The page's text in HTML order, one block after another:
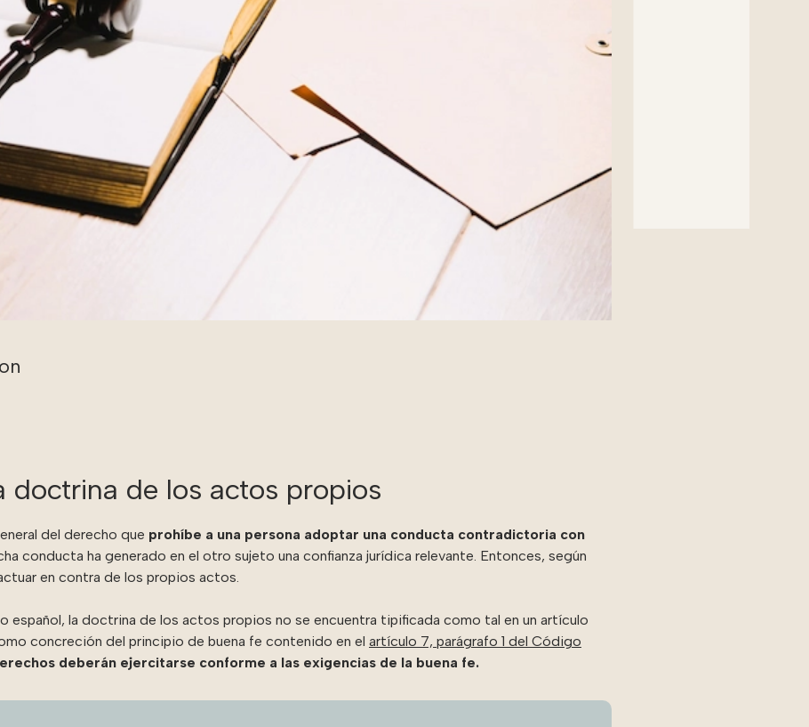
doctrina de los actos propios
del derecho que prohíbe a una persona adoptar una conducta contradictoria con
conducta ha generado en el otro sujeto una confianza jurídica relevante. Entonces, según
en contra de los propios actos.
español, la doctrina de los actos propios no se encuentra tipificada como tal en un artículo
concreción del principio de buena fe contenido en el artículo 7, parágrafo 1 del Código
deberán ejercitarse conforme a las exigencias de la buena fe.